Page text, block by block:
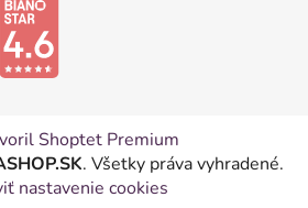
Shoptet Premium
. Všetky práva vyhradené.
nastavenie cookies